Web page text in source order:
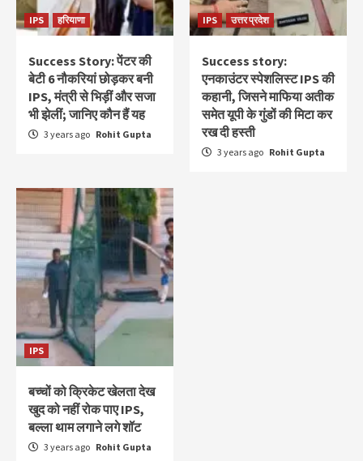
IPS हरियाणा
Success Story: पेंटर की
बेटी 6 नौकरियां छोड़कर बनी
IPS, मंत्री से भिड़ीं और सजा
भी झेलीं; जानिए कौन हैं यह
3 years ago Rohit Gupta
IPS उत्तर प्रदेश
Success story:
एनकाउंटर स्‍पेशलिस्‍ट IPS की
कहानी, जिसने माफिया अतीक
समेत यूपी के गुंडों की मिटा कर
रख दी हस्ती
3 years ago Rohit Gupta
IPS
बच्चों को क्रिकेट खेलता देख
खुद को नहीं रोक पाए IPS,
बल्ला थाम लगाने लगे शॉट
3 years ago Rohit Gupta